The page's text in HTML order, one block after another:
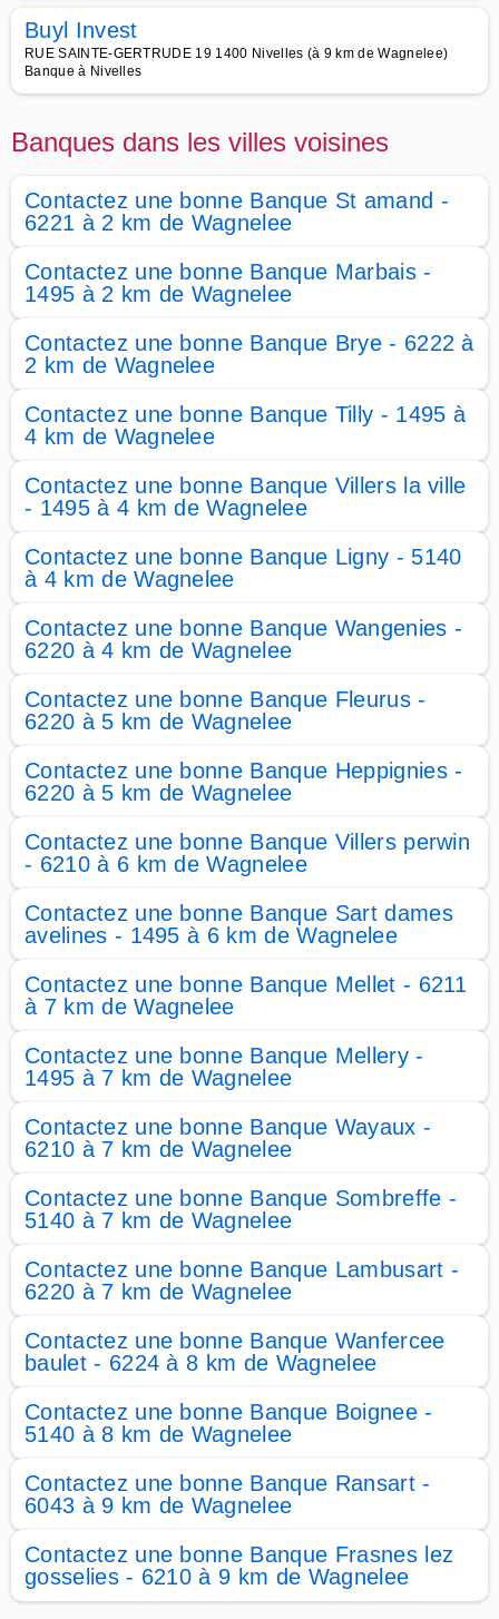
Buyl Invest
RUE SAINTE-GERTRUDE 19 1400 Nivelles (à 9 km de Wagnelee)
Banque à Nivelles
Banques dans les villes voisines
Contactez une bonne Banque St amand -
6221 à 2 km de Wagnelee
Contactez une bonne Banque Marbais -
1495 à 2 km de Wagnelee
Contactez une bonne Banque Brye - 6222 à
2 km de Wagnelee
Contactez une bonne Banque Tilly - 1495 à
4 km de Wagnelee
Contactez une bonne Banque Villers la ville
- 1495 à 4 km de Wagnelee
Contactez une bonne Banque Ligny - 5140
à 4 km de Wagnelee
Contactez une bonne Banque Wangenies -
6220 à 4 km de Wagnelee
Contactez une bonne Banque Fleurus -
6220 à 5 km de Wagnelee
Contactez une bonne Banque Heppignies -
6220 à 5 km de Wagnelee
Contactez une bonne Banque Villers perwin
- 6210 à 6 km de Wagnelee
Contactez une bonne Banque Sart dames
avelines - 1495 à 6 km de Wagnelee
Contactez une bonne Banque Mellet - 6211
à 7 km de Wagnelee
Contactez une bonne Banque Mellery -
1495 à 7 km de Wagnelee
Contactez une bonne Banque Wayaux -
6210 à 7 km de Wagnelee
Contactez une bonne Banque Sombreffe -
5140 à 7 km de Wagnelee
Contactez une bonne Banque Lambusart -
6220 à 7 km de Wagnelee
Contactez une bonne Banque Wanfercee
baulet - 6224 à 8 km de Wagnelee
Contactez une bonne Banque Boignee -
5140 à 8 km de Wagnelee
Contactez une bonne Banque Ransart -
6043 à 9 km de Wagnelee
Contactez une bonne Banque Frasnes lez
gosselies - 6210 à 9 km de Wagnelee